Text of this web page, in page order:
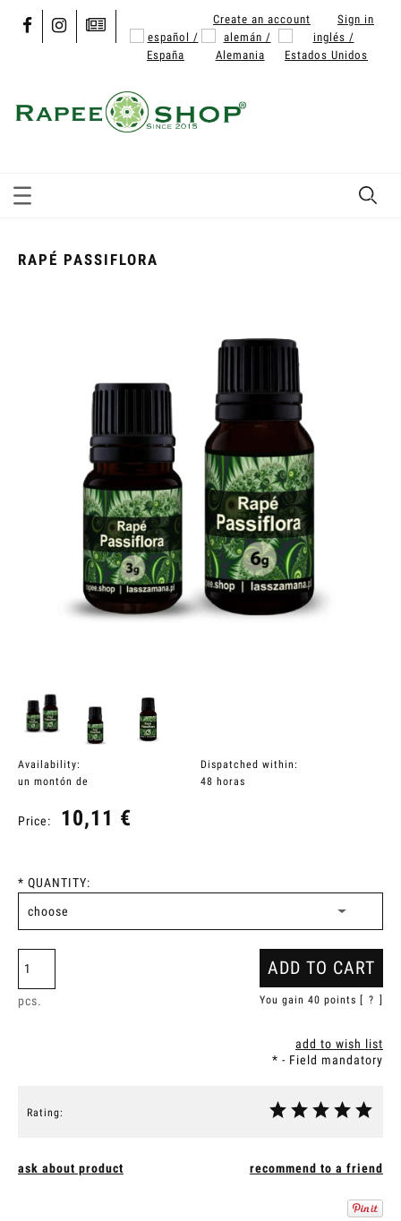
Create an account Sign in
RAPÉ PASSIFLORA
Availability:
un montón de
Dispatched within:
48 horas
Price: 10,11 €
* QUANTITY:
pcs.
ADD TO CART
You gain 40 points [ ? ]
add to wish list
* - Field mandatory
Rating:
ask about product recommend to a friend